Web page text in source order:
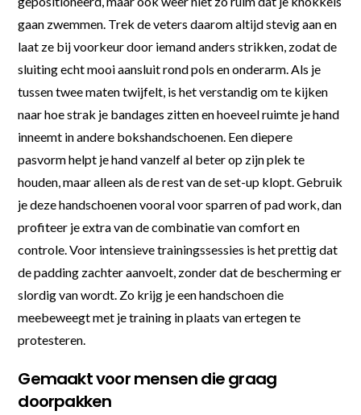
gaan zwemmen. Trek de veters daarom altijd stevig aan en
laat ze bij voorkeur door iemand anders strikken, zodat de
sluiting echt mooi aansluit rond pols en onderarm. Als je
tussen twee maten twijfelt, is het verstandig om te kijken
naar hoe strak je bandages zitten en hoeveel ruimte je hand
inneemt in andere bokshandschoenen. Een diepere
pasvorm helpt je hand vanzelf al beter op zijn plek te
houden, maar alleen als de rest van de set-up klopt. Gebruik
je deze handschoenen vooral voor sparren of pad work, dan
profiteer je extra van de combinatie van comfort en
controle. Voor intensieve trainingssessies is het prettig dat
de padding zachter aanvoelt, zonder dat de bescherming er
slordig van wordt. Zo krijg je een handschoen die
meebeweegt met je training in plaats van ertegen te
protesteren.
Gemaakt voor mensen die graag
doorpakken